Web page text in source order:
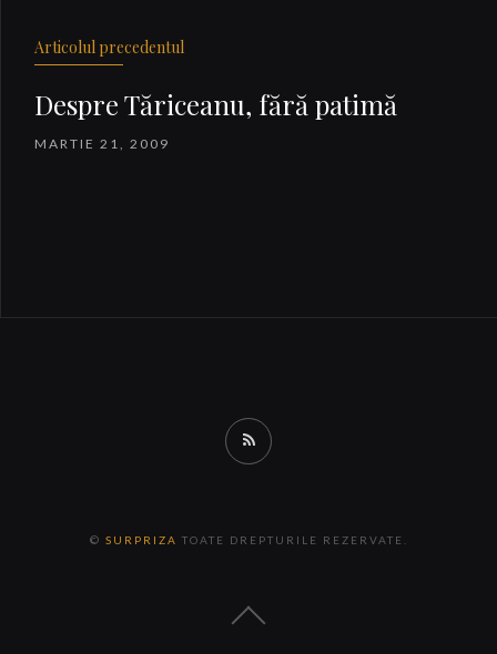
Articolul precedentul
Despre Tăriceanu, fără patimă
MARTIE 21, 2009
RSS
© SURPRIZA TOATE DREPTURILE REZERVATE.
Back